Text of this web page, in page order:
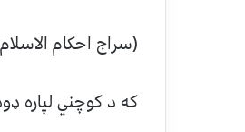
(سراج احکام
که د کوچني لپاره